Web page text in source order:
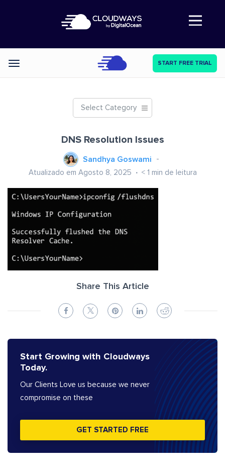
Abre a navegação
Categories START FREE TRIAL
Select Category
DNS Resolution Issues
Sandhya Goswami
Atualizado em Agosto 8, 2025 < 1 min de leitura
Share This Article
Start Growing with Cloudways
Today.
Our Clients Love us because we never
compromise on these
GET STARTED FREE